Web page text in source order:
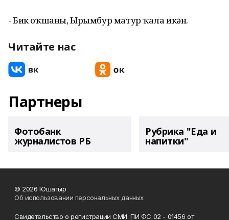
- Бик оҡшаны, Ырымбур матур ҡала икән.
Читайте нас
Партнеры
Фотобанк
журналистов РБ
Рубрика "Еда и
напитки"
© 2026 Юшатыр
Об использовании персональных данных
Свидетельство о регистрации СМИ: ПИ ФС 02 - 01456 от